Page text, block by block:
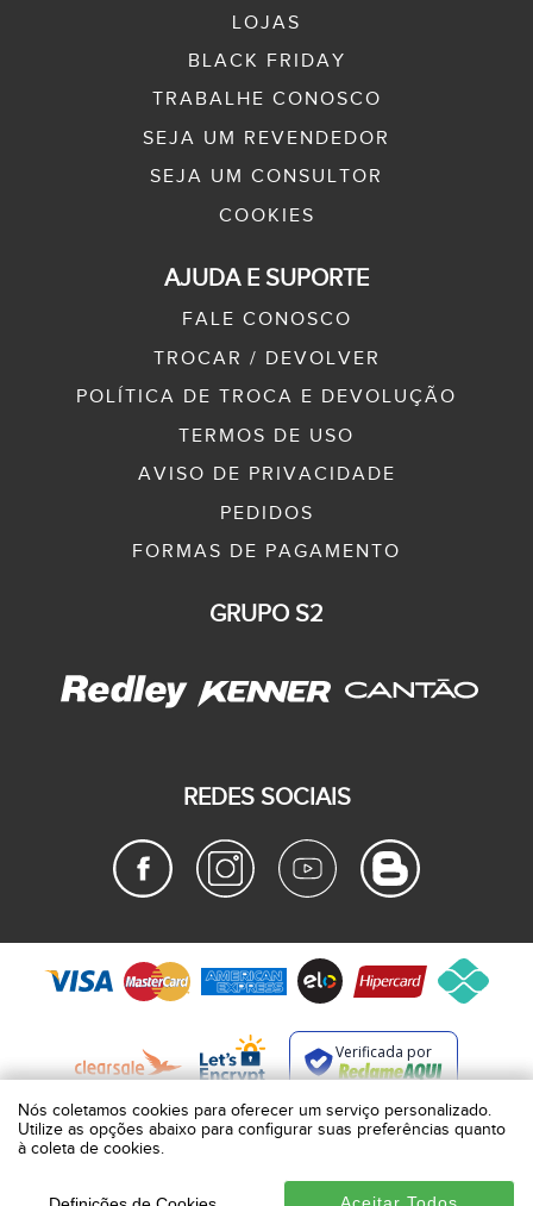
LOJAS
BLACK FRIDAY
TRABALHE CONOSCO
SEJA UM REVENDEDOR
SEJA UM CONSULTOR
COOKIES
AJUDA E SUPORTE
FALE CONOSCO
TROCAR / DEVOLVER
POLÍTICA DE TROCA E DEVOLUÇÃO
TERMOS DE USO
AVISO DE PRIVACIDADE
PEDIDOS
FORMAS DE PAGAMENTO
GRUPO S2
REDES SOCIAIS
Verificada por
BROCKTON INDÚSTRIA E COMÉRCIO DE VESTUÁRIO E FACÇÕES LTDA
RUA JUMECY RODRIGUES GOMES, 331 - ANEXO 2 - CENTRO - PIRAÍ - RIO DE JANEIRO.
Nós coletamos cookies para oferecer um serviço personalizado.
Utilize as opções abaixo para configurar suas preferências quanto
à coleta de cookies.
Nós coletamos cookies para oferecer um serviço personalizado.
Utilize as opções abaixo para configurar suas preferências quanto
à coleta de cookies.